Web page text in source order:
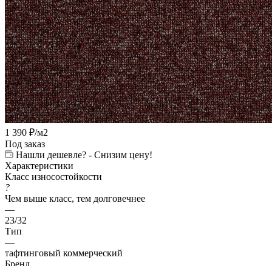
1 390 ₽/м2
Под заказ
Нашли дешевле? - Снизим цену!
Характеристики
Класс износостойкости
?
Чем выше класс, тем долговечнее
—
23/32
Тип
—
тафтинговый коммерческий
Бренд